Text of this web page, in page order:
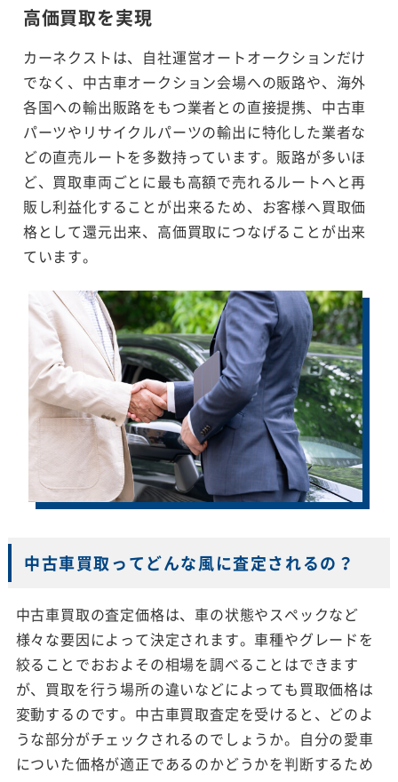
高価買取を実現
カーネクストは、自社運営オートオークションだけ
でなく、中古車オークション会場への販路や、海外
各国への輸出販路をもつ業者との直接提携、中古車
パーツやリサイクルパーツの輸出に特化した業者な
どの直売ルートを多数持っています。販路が多いほ
ど、買取車両ごとに最も高額で売れるルートへと再
販し利益化することが出来るため、お客様へ買取価
格として還元出来、高価買取につなげることが出来
ています。
中古車買取ってどんな風に査定されるの？
中古車買取の査定価格は、車の状態やスペックなど
様々な要因によって決定されます。車種やグレードを
絞ることでおおよその相場を調べることはできます
が、買取を行う場所の違いなどによっても買取価格は
変動するのです。中古車買取査定を受けると、どのよ
うな部分がチェックされるのでしょうか。自分の愛車
についた価格が適正であるのかどうかを判断するため